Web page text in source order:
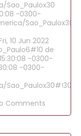
Sao_Paulox30
-0300-
10 Jun 2022
de
-0300-
-0300-
Comments